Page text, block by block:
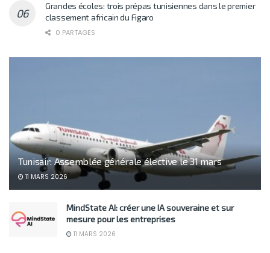
Grandes écoles: trois prépas tunisiennes dans le premier
classement africain du Figaro
0 PARTAGES
Tunisair: Assemblée générale élective le 31 mars
11 MARS 2026
MindState AI: créer une IA souveraine et sur
mesure pour les entreprises
11 MARS 2026